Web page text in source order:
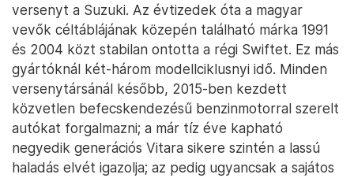
versenyt a Suzuki. Az évtizedek óta a magyar
vevők céltáblájának közepén található márka 1991
és 2004 közt stabilan ontotta a régi Swiftet. Ez más
gyártóknál két-három modellciklusnyi idő. Minden
versenytársánál később, 2015-ben kezdett
közvetlen befecskendezésű benzinmotorral szerelt
autókat forgalmazni; a már tíz éve kapható
negyedik generációs Vitara sikere szintén a lassú
haladás elvét igazolja; az pedig ugyancsak a sajátos